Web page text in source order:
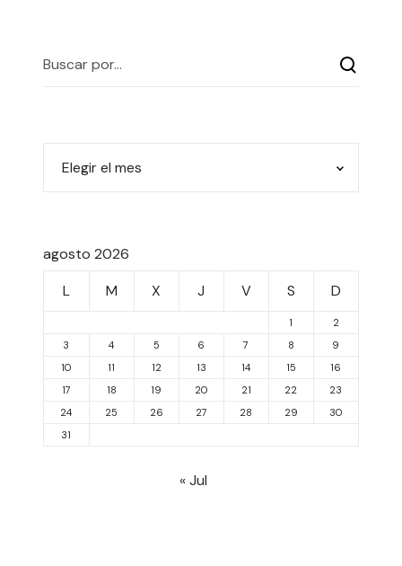
agosto 2026
L
M X J V S D
1
2
3
4 5 6 7 8
9
10
11 12 13 14 15
16
17
18 19 20 21 22
23
24
25 26 27 28 29
30
31
« Jul